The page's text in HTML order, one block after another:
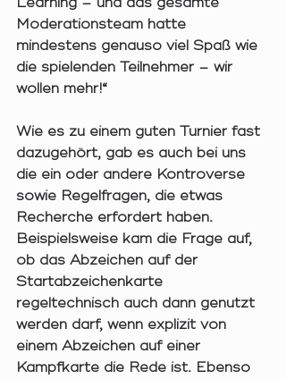
Moderationsteam hatte
mindestens genauso viel Spaß wie
die spielenden Teilnehmer – wir
wollen mehr!“
Wie es zu einem guten Turnier fast
dazugehört, gab es auch bei uns
die ein oder andere Kontroverse
sowie Regelfragen, die etwas
Recherche erfordert haben.
Beispielsweise kam die Frage auf,
ob das Abzeichen auf der
Startabzeichenkarte
regeltechnisch auch dann genutzt
werden darf, wenn explizit von
einem Abzeichen auf einer
Kampfkarte die Rede ist. Ebenso